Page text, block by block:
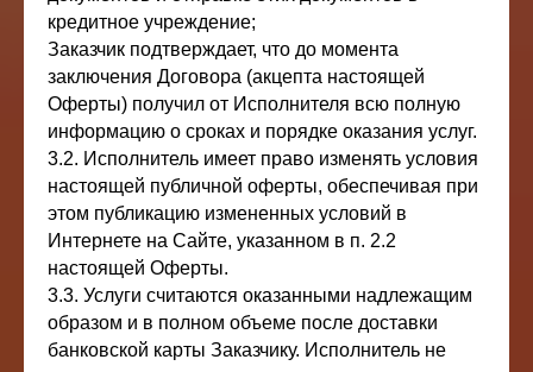
кредитное учреждение;
Заказчик подтверждает, что до момента
заключения Договора (акцепта настоящей
Оферты) получил от Исполнителя всю полную
информацию о сроках и порядке оказания услуг.
3.2. Исполнитель имеет право изменять условия
настоящей публичной оферты, обеспечивая при
этом публикацию измененных условий в
Интернете на Сайте, указанном в п. 2.2
настоящей Оферты.
3.3. Услуги считаются оказанными надлежащим
образом и в полном объеме после доставки
банковской карты Заказчику. Исполнитель не